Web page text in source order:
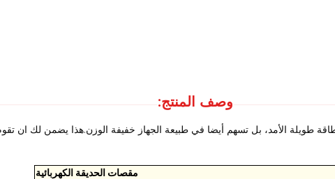
وصف المنتج:
طاقة طويلة الأمد، بل تسهم أيضا في طبيعة الجهاز خفيفة الوزن.هذا يضمن لك ان
مقصات الحديقة الكهربائية